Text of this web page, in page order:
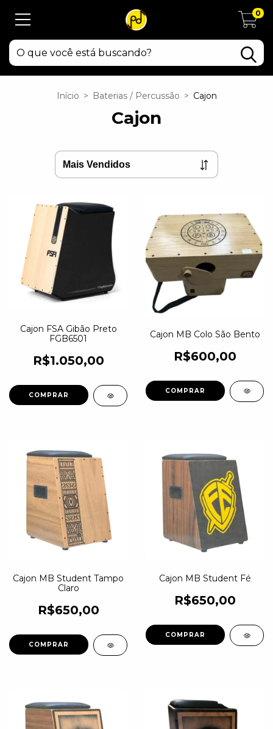
0
Início > Baterias / Percussão > Cajon
Cajon
Cajon FSA Gibão Preto
FGB6501
R$1.050,00
Cajon MB Colo São Bento
R$600,00
Cajon MB Student Tampo
Claro
R$650,00
Cajon MB Student Fé
R$650,00